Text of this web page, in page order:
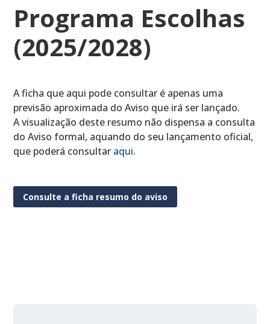
Programa Escolhas
(2025/2028)
A ficha que aqui pode consultar é apenas uma
previsão aproximada do Aviso que irá ser lançado.
A visualização deste resumo não dispensa a consulta
do Aviso formal, aquando do seu lançamento oficial,
que poderá consultar aqui.
Consulte a ficha resumo do aviso